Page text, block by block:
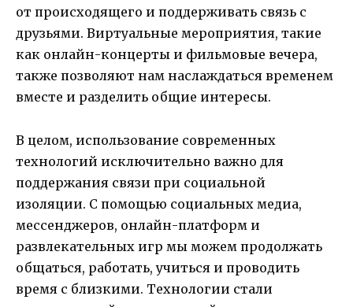
от происходящего и поддерживать связь с
друзьями. Виртуальные мероприятия, такие
как онлайн-концерты и фильмовые вечера,
также позволяют нам наслаждаться временем
вместе и разделить общие интересы.
В целом, использование современных
технологий исключительно важно для
поддержания связи при социальной
изоляции. С помощью социальных медиа,
мессенджеров, онлайн-платформ и
развлекательных игр мы можем продолжать
общаться, работать, учиться и проводить
время с близкими. Технологии стали